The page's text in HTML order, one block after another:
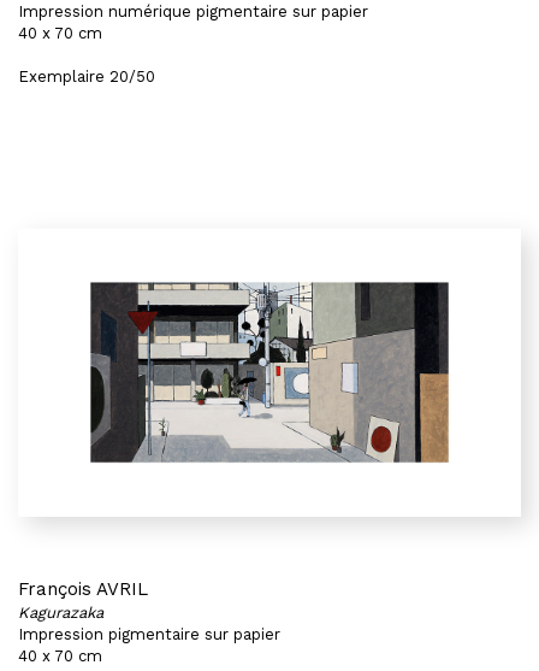
Impression numérique pigmentaire sur papier
40 x 70 cm
Exemplaire 20/50
François AVRIL
Kagurazaka
Impression pigmentaire sur papier
40 x 70 cm